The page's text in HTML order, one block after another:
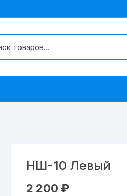
НШ-10 Левый
2 200 ₽